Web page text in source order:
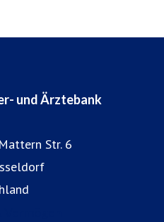
und Ärztebank
Str. 6